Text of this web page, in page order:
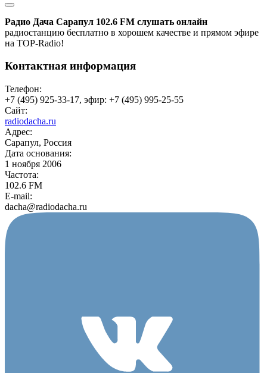
Радио Дача Сарапул 102.6 FM слушать онлайн
радиостанцию бесплатно в хорошем качестве и прямом эфире
на TOP-Radio!
Контактная информация
Телефон:
+7 (495) 925-33-17, эфир: +7 (495) 995-25-55
Сайт:
radiodacha.ru
Адрес:
Сарапул, Россия
Дата основания:
1 ноября 2006
Частота:
102.6 FM
E-mail:
dacha@radiodacha.ru